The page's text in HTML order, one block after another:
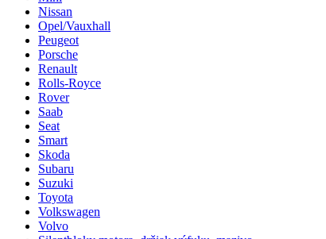
Nissan
Opel/Vauxhall
Peugeot
Porsche
Renault
Rolls-Royce
Rover
Saab
Seat
Smart
Skoda
Subaru
Suzuki
Toyota
Volkswagen
Volvo